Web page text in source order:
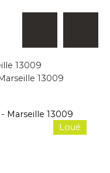
13009
13009
Loué